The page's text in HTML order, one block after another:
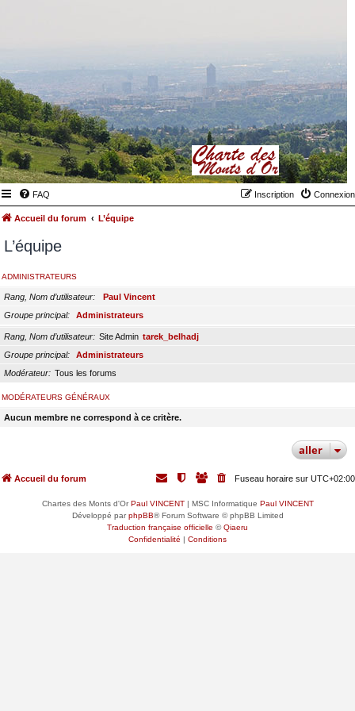
FAQ Connexion
Inscription
Accueil du forum L’équipe
L’équipe
ADMINISTRATEURS
Rang, Nom d’utilisateur
Paul Vincent
Groupe principal
Administrateurs
Rang, Nom d’utilisateur Site Admin tarek_belhadj
Groupe principal
Administrateurs
Modérateur
Tous les forums
MODÉRATEURS GÉNÉRAUX
Aucun membre ne correspond à ce critère.
aller
Accueil du forum Fuseau horaire sur UTC+02:00
Chartes des Monts d'OrPaul VINCENT| MSC Informatique Paul VINCENT
Développé parphpBB® Forum Software © phpBB Limited
Traduction française officielle ©Qiaeru
Confidentialité | Conditions